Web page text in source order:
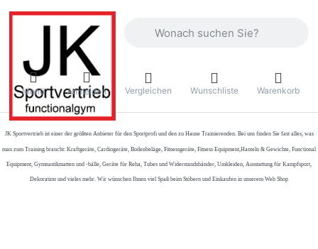
Menü Anmelden Vergleichen Wunschliste Warenkorb
JK Sportvertrieb ist einer der größten Anbieter für den Sportprofi und den zu Hause Trainierenden. Bei uns finden Sie fast alles, was
man zum Training braucht: Kraftgeräte, Cardiogeräte, Bodenbeläge, Fitnessgeräte, Fitness Equipment,Hanteln & Gewichte, Functional
Equipment, Gymnastikmatten und -bälle, Geräte für Reha, Tubes und Widerstandsbänder, Umkleiden, Ausstattung für Kampfsport,
Dekoration und vieles mehr. Wir wünschen Ihnen viel Spaß beim Stöbern und Einkaufen in unserem Web Shop